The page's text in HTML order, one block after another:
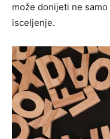
može donijeti ne
isceljenje.